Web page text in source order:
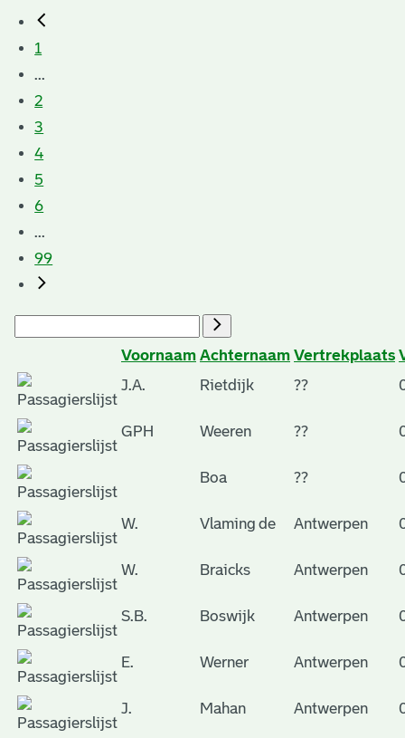
1
...
2
3
4
5
6
...
99
Voornaam Achternaam Vertrekplaats
J.A.
Rietdijk ??
GPH Weeren ??
Boa ??
W. Vlaming de Antwerpen
W. Braicks Antwerpen
S.B. Boswijk Antwerpen
E. Werner Antwerpen
J. Mahan Antwerpen